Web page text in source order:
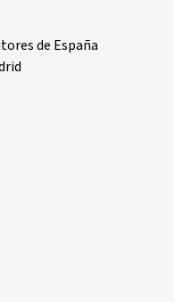
de España